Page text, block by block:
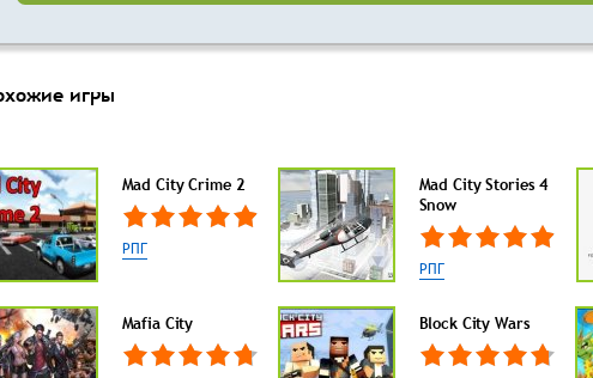
игры
Mad City Crime 2
РПГ
Mad City Stories 4
Snow
РПГ
Mafia City Block City Wars